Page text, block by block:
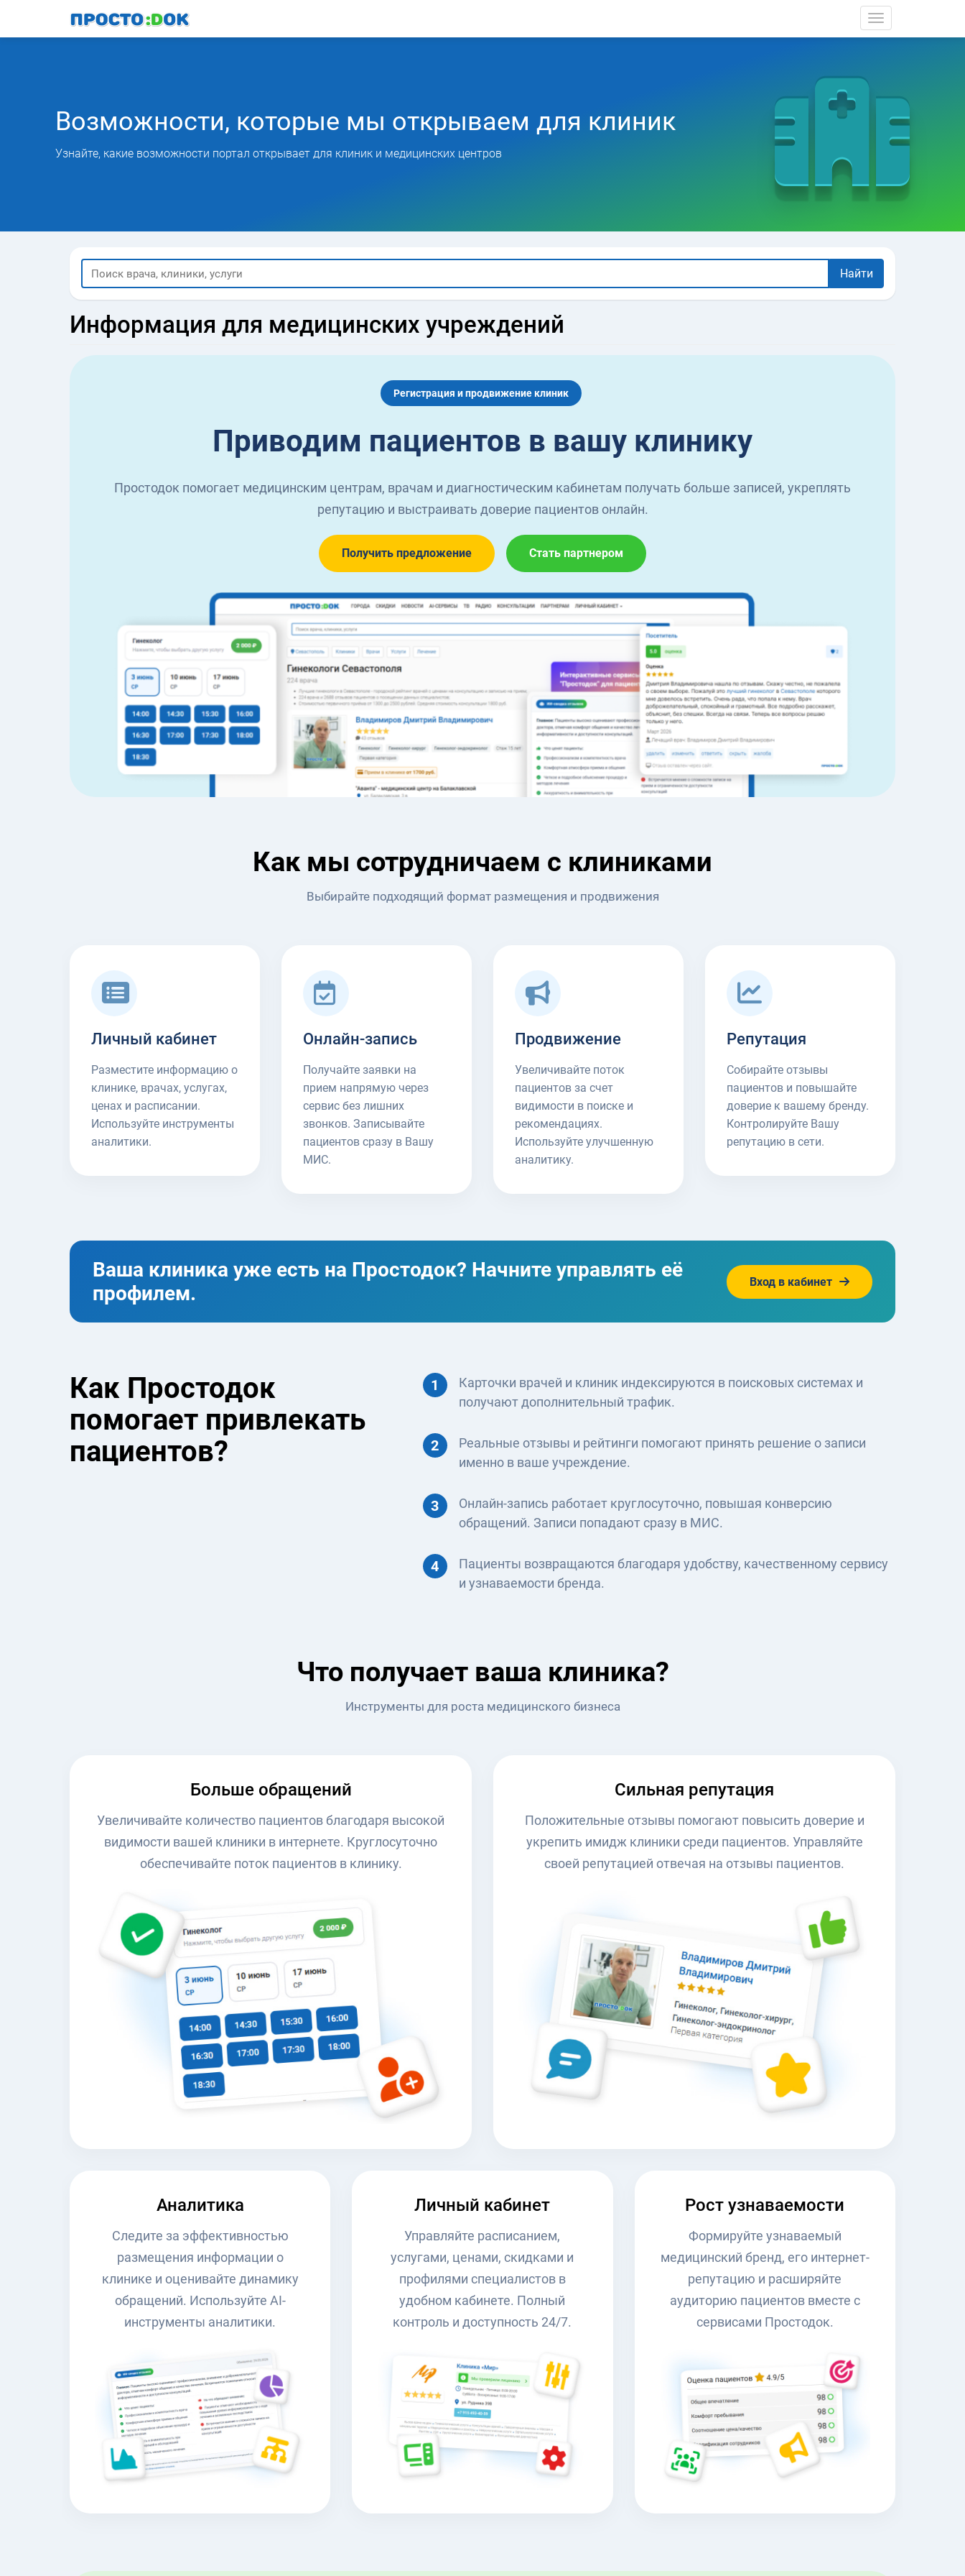
Toggle
Возможности, которые мы открываем для клиник
Узнайте, какие возможности портал открывает для клиник и медицинских центров
Найти
Информация для медицинских учреждений
Регистрация и продвижение клиник
Приводим пациентов в вашу клинику
Простодок помогает медицинским центрам, врачам и диагностическим кабинетам получать больше записей, укреплять
репутацию и выстраивать доверие пациентов онлайн.
Получить предложение Стать партнером
Как мы сотрудничаем с клиниками
Выбирайте подходящий формат размещения и продвижения
Личный кабинет
Разместите информацию о
клинике, врачах, услугах,
ценах и расписании.
Используйте инструменты
аналитики.
Онлайн-запись
Получайте заявки на
прием напрямую через
сервис без лишних
звонков. Записывайте
пациентов сразу в Вашу
МИС.
Продвижение
Увеличивайте поток
пациентов за счет
видимости в поиске и
рекомендациях.
Используйте улучшенную
аналитику.
Репутация
Собирайте отзывы
пациентов и повышайте
доверие к вашему бренду.
Контролируйте Вашу
репутацию в сети.
Ваша клиника уже есть на Простодок? Начните управлять её
профилем.
Вход в кабинет
Как Простодок
помогает привлекать
пациентов?
1
Карточки врачей и клиник индексируются в поисковых системах и
получают дополнительный трафик.
2
Реальные отзывы и рейтинги помогают принять решение о записи
именно в ваше учреждение.
3
Онлайн-запись работает круглосуточно, повышая конверсию
обращений. Записи попадают сразу в МИС.
4
Пациенты возвращаются благодаря удобству, качественному сервису
и узнаваемости бренда.
Что получает ваша клиника?
Инструменты для роста медицинского бизнеса
Больше обращений
Увеличивайте количество пациентов благодаря высокой
видимости вашей клиники в интернете. Круглосуточно
обеспечивайте поток пациентов в клинику.
Сильная репутация
Положительные отзывы помогают повысить доверие и
укрепить имидж клиники среди пациентов. Управляйте
своей репутацией отвечая на отзывы пациентов.
Аналитика
Следите за эффективностью
размещения информации о
клинике и оценивайте динамику
обращений. Используйте AI-
инструменты аналитики.
Личный кабинет
Управляйте расписанием,
услугами, ценами, скидками и
профилями специалистов в
удобном кабинете. Полный
контроль и доступность 24/7.
Рост узнаваемости
Формируйте узнаваемый
медицинский бренд, его интернет-
репутацию и расширяйте
аудиторию пациентов вместе с
сервисами Простодок.